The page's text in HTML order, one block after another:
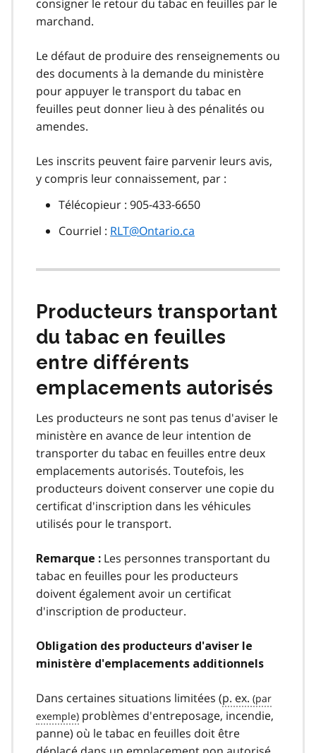
consigner le retour du tabac en feuilles par le
marchand.
Le défaut de produire des renseignements ou
des documents à la demande du ministère
pour appuyer le transport du tabac en
feuilles peut donner lieu à des pénalités ou
amendes.
Les inscrits peuvent faire parvenir leurs avis,
y compris leur connaissement, par :
Télécopieur : 905‑433‑6650
Courriel : RLT@Ontario.ca
Producteurs transportant
du tabac en feuilles
entre différents
emplacements autorisés
Les producteurs ne sont pas tenus d'aviser le
ministère en avance de leur intention de
transporter du tabac en feuilles entre deux
emplacements autorisés. Toutefois, les
producteurs doivent conserver une copie du
certificat d'inscription dans les véhicules
utilisés pour le transport.
Remarque : Les personnes transportant du
tabac en feuilles pour les producteurs
doivent également avoir un certificat
d'inscription de producteur.
Obligation des producteurs d'aviser le
ministère d'emplacements additionnels
Dans certaines situations limitées (p. ex.
problèmes d'entreposage, incendie,
panne) où le tabac en feuilles doit être